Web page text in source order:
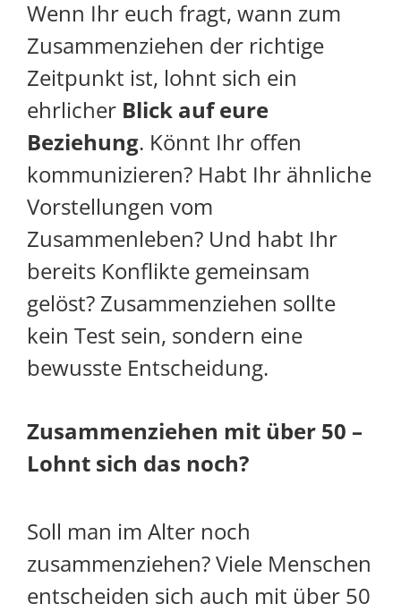
Wenn Ihr euch fragt, wann zum
Zusammenziehen der richtige
Zeitpunkt ist, lohnt sich ein
ehrlicher Blick auf eure
Beziehung. Könnt Ihr offen
kommunizieren? Habt Ihr ähnliche
Vorstellungen vom
Zusammenleben? Und habt Ihr
bereits Konflikte gemeinsam
gelöst? Zusammenziehen sollte
kein Test sein, sondern eine
bewusste Entscheidung.
Zusammenziehen mit über 50 –
Lohnt sich das noch?
Soll man im Alter noch
zusammenziehen? Viele Menschen
entscheiden sich auch mit über 50